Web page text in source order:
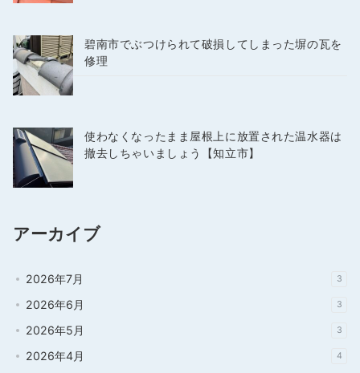
碧南市でぶつけられて破損してしまった塀の瓦を
修理
使わなくなったまま屋根上に放置された温水器は
撤去しちゃいましょう【知立市】
アーカイブ
2026年7月 3
2026年6月 3
2026年5月 3
2026年4月 4